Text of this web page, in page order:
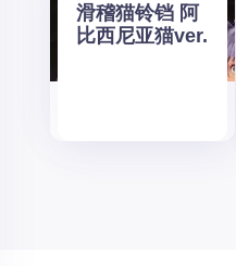
滑稽猫铃铛 阿
比西尼亚猫ver.